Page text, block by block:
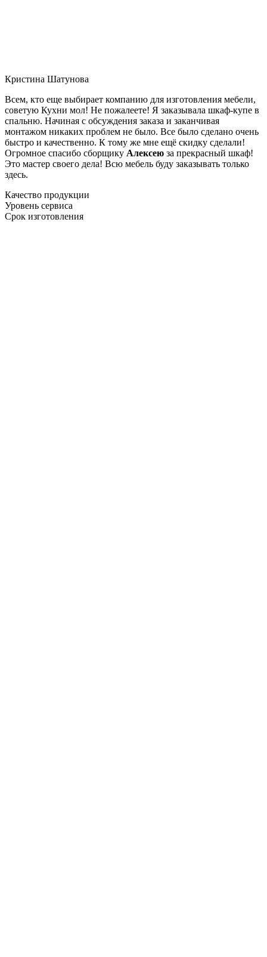
Кристина Шатунова
Всем, кто еще выбирает компанию для изготовления мебели,
советую Кухни мол! Не пожалеете! Я заказывала шкаф-купе в
спальню. Начиная с обсуждения заказа и заканчивая
монтажом никаких проблем не было. Все было сделано очень
быстро и качественно. К тому же мне ещё скидку сделали!
Огромное спасибо сборщику Алексею за прекрасный шкаф!
Это мастер своего дела! Всю мебель буду заказывать только
здесь.
Качество продукции
Уровень сервиса
Срок изготовления